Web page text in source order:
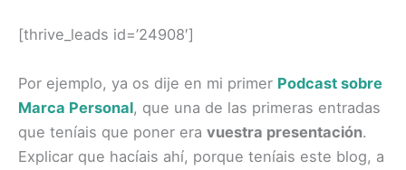
[thrive_leads id=’24908′]
Por ejemplo, ya os dije en mi primer Podcast sobre
Marca Personal, que una de las primeras entradas
que teníais que poner era vuestra presentación.
Explicar que hacíais ahí, porque teníais este blog, a